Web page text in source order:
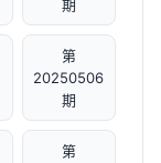
期
第
20250506
期
第